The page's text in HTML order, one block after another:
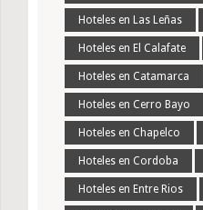
Hoteles en Las Leñas
Hoteles en El Calafate
Hoteles en Catamarca
Hoteles en Cerro Bayo
Hoteles en Chapelco
Hoteles en Cordoba
Hoteles en Entre Rios